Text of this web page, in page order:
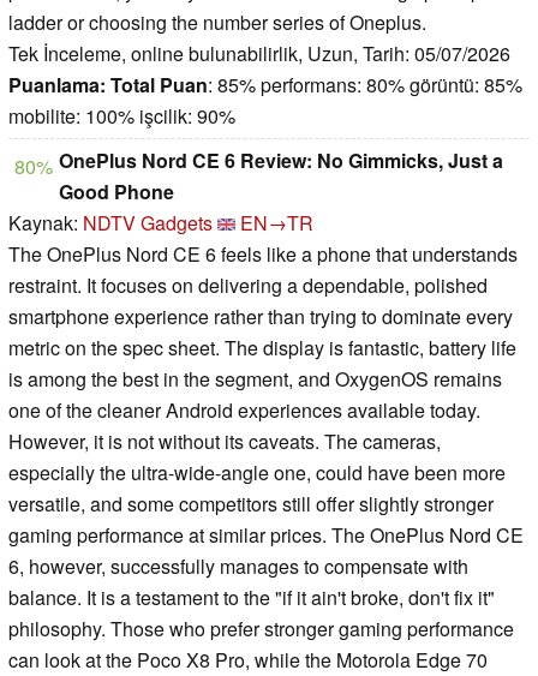
ladder or choosing the number series of Oneplus.
Tek İnceleme, online bulunabilirlik, Uzun, Tarih: 05/07/2026
Puanlama: Total Puan: 85% performans: 80% görüntü: 85%
mobilite: 100% işcilik: 90%
80% OnePlus Nord CE 6 Review: No Gimmicks, Just a
Good Phone
Kaynak: NDTV Gadgets
EN→TR
The OnePlus Nord CE 6 feels like a phone that understands
restraint. It focuses on delivering a dependable, polished
smartphone experience rather than trying to dominate every
metric on the spec sheet. The display is fantastic, battery life
is among the best in the segment, and OxygenOS remains
one of the cleaner Android experiences available today.
However, it is not without its caveats. The cameras,
especially the ultra-wide-angle one, could have been more
versatile, and some competitors still offer slightly stronger
gaming performance at similar prices. The OnePlus Nord CE
6, however, successfully manages to compensate with
balance. It is a testament to the "if it ain't broke, don't fix it"
philosophy. Those who prefer stronger gaming performance
can look at the Poco X8 Pro, while the Motorola Edge 70